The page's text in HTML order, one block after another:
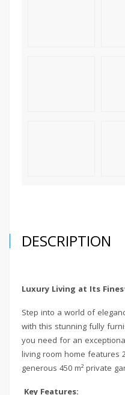
DESCRIPTION
Luxury Living at Its
Step into a world of
with this stunning fully
you need for an
living room home features
generous 450 m² private
Key Features: